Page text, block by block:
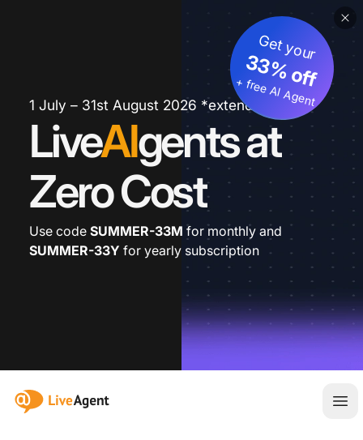
1 July – 31st August 2026 *extended
LiveAIgents at
Zero Cost
Get your
33% off
+ free AI Agent
Use code SUMMER-33M for monthly and
SUMMER-33Y for yearly subscription
:site.title